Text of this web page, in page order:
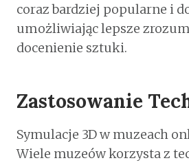
coraz bardziej popularne i
umożliwiając lepsze
docenienie sztuki.
Zastosowanie
Symulacje 3D w muzeach
Wiele muzeów korzysta z